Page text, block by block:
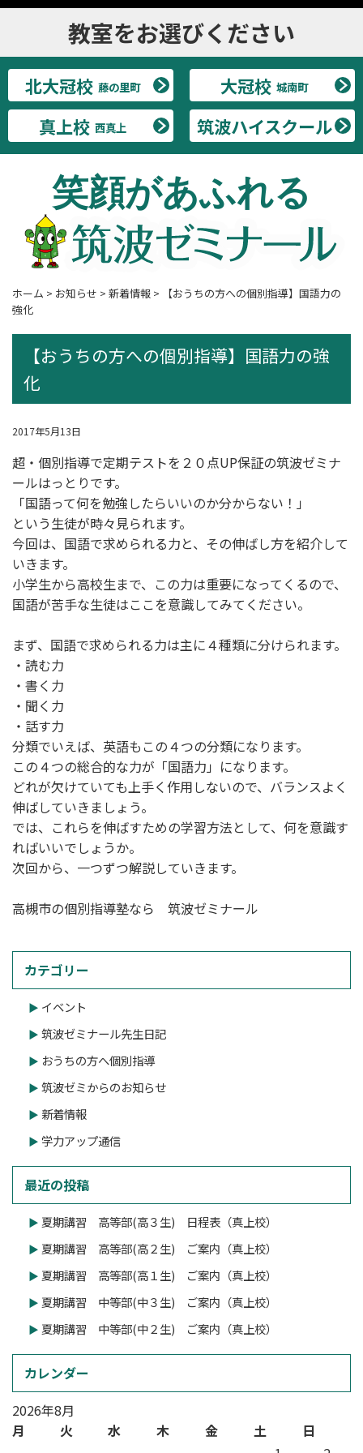
教室をお選びください
北大冠校 藤の里町 大冠校 城南町
真上校 西真上 筑波ハイスクール
笑顔があふれる
ホーム > お知らせ > 新着情報 >
【おうちの方への個別指導】国語力の
強化
【おうちの方への個別指導】国語力の強
化
2017年5月13日
超・個別指導で定期テストを２０点UP保証の筑波ゼミナ
ールはっとりです。
「国語って何を勉強したらいいのか分からない！」
という生徒が時々見られます。
今回は、国語で求められる力と、その伸ばし方を紹介して
いきます。
小学生から高校生まで、この力は重要になってくるので、
国語が苦手な生徒はここを意識してみてください。
まず、国語で求められる力は主に４種類に分けられます。
・読む力
・書く力
・聞く力
・話す力
分類でいえば、英語もこの４つの分類になります。
この４つの総合的な力が「国語力」になります。
どれが欠けていても上手く作用しないので、バランスよく
伸ばしていきましょう。
では、これらを伸ばすための学習方法として、何を意識す
ればいいでしょうか。
次回から、一つずつ解説していきます。
高槻市の個別指導塾なら 筑波ゼミナール
カテゴリー
イベント
筑波ゼミナール先生日記
おうちの方へ個別指導
筑波ゼミからのお知らせ
新着情報
学力アップ通信
最近の投稿
夏期講習 高等部(高３生) 日程表（真上校）
夏期講習 高等部(高２生) ご案内（真上校）
夏期講習 高等部(高１生) ご案内（真上校）
夏期講習 中等部(中３生) ご案内（真上校）
夏期講習 中等部(中２生) ご案内（真上校）
カレンダー
2026年8月
月
火 水 木 金 土
日